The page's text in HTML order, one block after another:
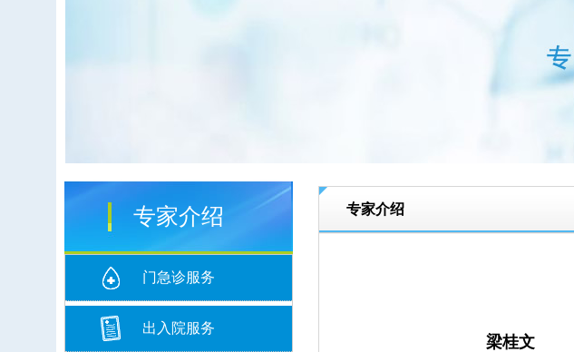
专家介绍
门急诊服务
出入院服务
专家介绍
梁桂文